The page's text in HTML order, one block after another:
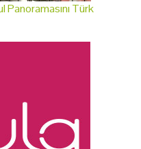
Panoramasını Türk